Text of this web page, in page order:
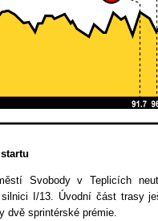
Svobody v Teplicích
I/13. Úvodní část trasy
dvě sprintérské prémie.